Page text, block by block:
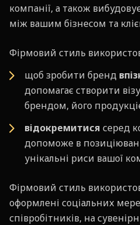
компанії, а також
між вашим бізнесом та
Фірмовий стиль
щоб зробити бренд
допомагає створити
брендом, його
відокремитися серед
допоможе в
унікальні риси вашої
Фірмовий стиль
оформлені соціальних
співробітників, на